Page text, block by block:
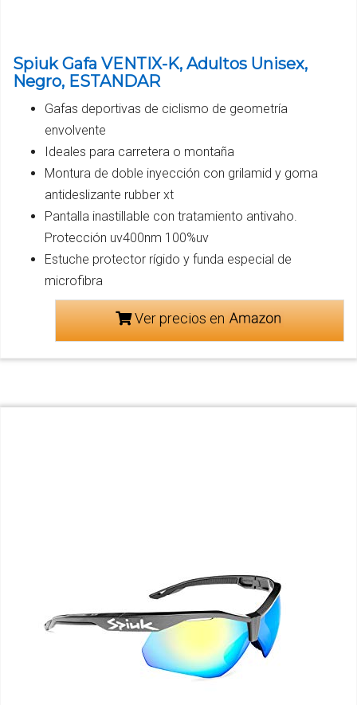
Spiuk Gafa VENTIX-K, Adultos Unisex,
Negro, ESTANDAR
Gafas deportivas de ciclismo de geometría
envolvente
Ideales para carretera o montaña
Montura de doble inyección con grilamid y goma
antideslizante rubber xt
Pantalla inastillable con tratamiento antivaho.
Protección uv400nm 100%uv
Estuche protector rígido y funda especial de
microfibra
Ver precios en